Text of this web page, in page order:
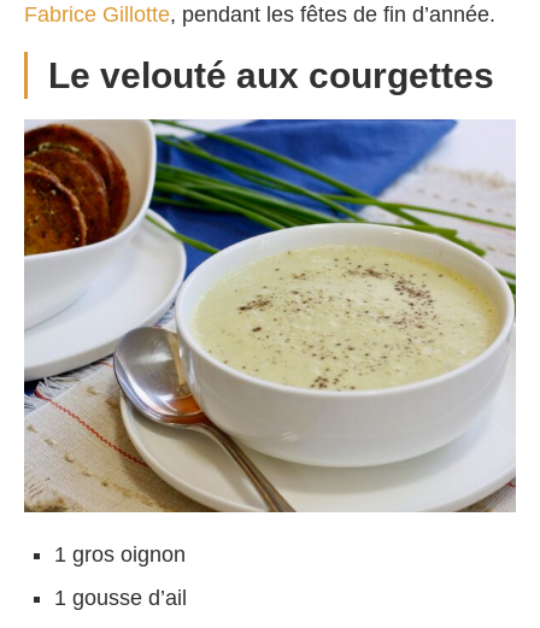
Fabrice Gillotte, pendant les fêtes de fin d’année.
Le velouté aux courgettes
1 gros oignon
1 gousse d’ail